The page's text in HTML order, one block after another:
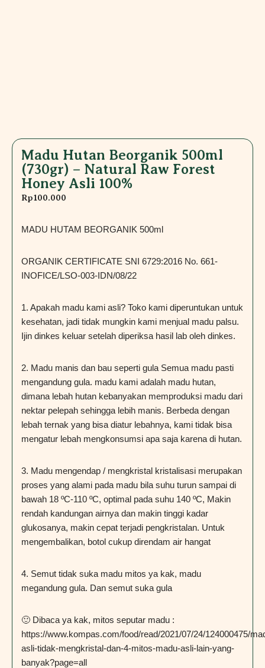
Madu Hutan Beorganik 500ml
(730gr) – Natural Raw Forest
Honey Asli 100%
Rp100.000
MADU HUTAM BEORGANIK 500ml
ORGANIK CERTIFICATE SNI 6729:2016 No. 661-
INOFICE/LSO-003-IDN/08/22
1. Apakah madu kami asli? Toko kami diperuntukan untuk
kesehatan, jadi tidak mungkin kami menjual madu palsu.
Ijin dinkes keluar setelah diperiksa hasil lab oleh dinkes.
2. Madu manis dan bau seperti gula Semua madu pasti
mengandung gula. madu kami adalah madu hutan,
dimana lebah hutan kebanyakan memproduksi madu dari
nektar pelepah sehingga lebih manis. Berbeda dengan
lebah ternak yang bisa diatur lebahnya, kami tidak bisa
mengatur lebah mengkonsumsi apa saja karena di hutan.
3. Madu mengendap / mengkristal kristalisasi merupakan
proses yang alami pada madu bila suhu turun sampai di
bawah 18 ºC-110 ºC, optimal pada suhu 140 ºC, Makin
rendah kandungan airnya dan makin tinggi kadar
glukosanya, makin cepat terjadi pengkristalan. Untuk
mengembalikan, botol cukup direndam air hangat
4. Semut tidak suka madu mitos ya kak, madu
megandung gula. Dan semut suka gula
🙂 Dibaca ya kak, mitos seputar madu :
https://www.kompas.com/food/read/2021/07/24/124000475/
asli-tidak-mengkristal-dan-4-mitos-madu-asli-lain-yang-
banyak?page=all